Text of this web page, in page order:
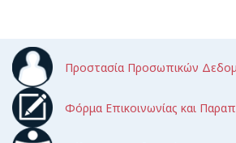
Προστασία Προσωπικών
Φόρμα Επικοινωνίας και